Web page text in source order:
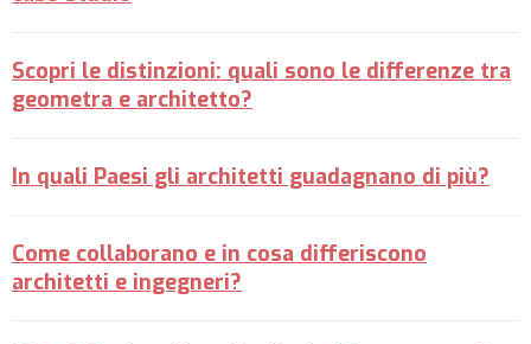
Scopri le distinzioni: quali sono le differenze tra
geometra e architetto?
In quali Paesi gli architetti guadagnano di più?
Come collaborano e in cosa differiscono
architetti e ingegneri?